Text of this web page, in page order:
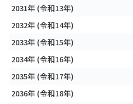
2031年 (令和13年)
2032年 (令和14年)
2033年 (令和15年)
2034年 (令和16年)
2035年 (令和17年)
2036年 (令和18年)